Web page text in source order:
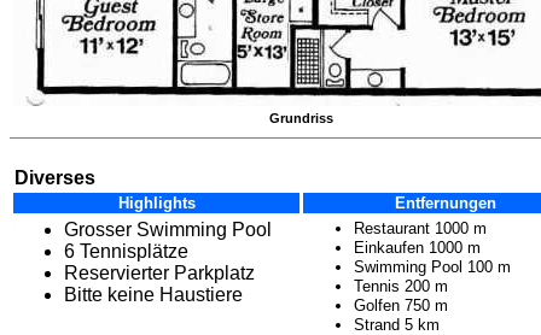
Grundriss
Diverses
Highlights Entfernungen
Grosser Swimming Pool
6 Tennisplätze
Reservierter Parkplatz
Bitte keine Haustiere
Restaurant 1000 m
Einkaufen 1000 m
Swimming Pool 100 m
Tennis 200 m
Golfen 750 m
Strand 5 km